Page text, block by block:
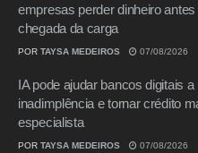
empresas perder dinheiro
chegada da carga
POR TAYSA MEDEIROS 07/08/2026
IA pode ajudar bancos digitais a
inadimplência e tornar crédito
especialista
POR TAYSA MEDEIROS 07/08/2026